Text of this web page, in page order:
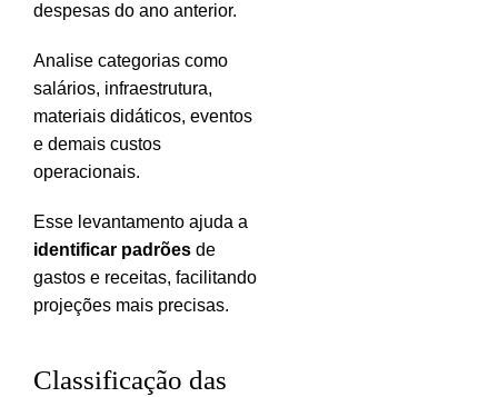
despesas do ano anterior.
Analise categorias como
salários, infraestrutura,
materiais didáticos, eventos
e demais custos
operacionais.
Esse levantamento ajuda a
identificar padrões de
gastos e receitas, facilitando
projeções mais precisas.
Classificação das